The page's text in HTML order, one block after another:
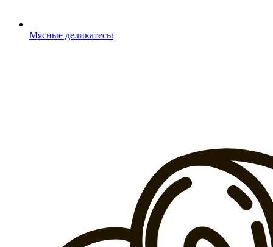
Мясные деликатесы